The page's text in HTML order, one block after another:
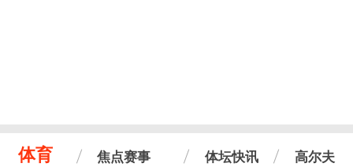
体育 焦点赛事 体坛快讯 高尔夫